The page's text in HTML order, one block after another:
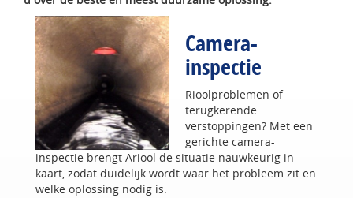
Camera-
inspectie
Rioolproblemen of
terugkerende
verstoppingen? Met een
gerichte camera-
inspectie brengt Ariool de situatie nauwkeurig in
kaart, zodat duidelijk wordt waar het probleem zit en
welke oplossing nodig is.